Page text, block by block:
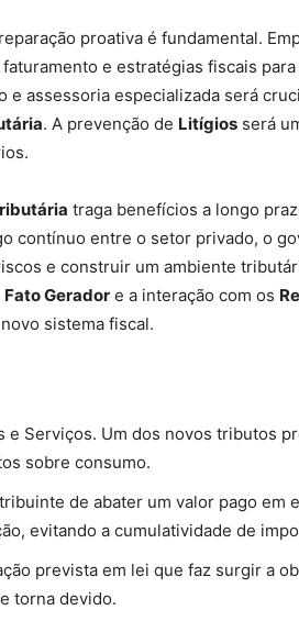
proativa é fundamental.
e estratégias fiscais
assessoria especializada será
. A prevenção de Litígios será
traga benefícios a longo
contínuo entre o setor privado, o
e construir um ambiente
Fato Gerador e a interação com os
sistema fiscal.
e Serviços. Um dos novos tributos
sobre consumo.
de abater um valor pago em
evitando a cumulatividade de
prevista em lei que faz surgir a
torna devido.